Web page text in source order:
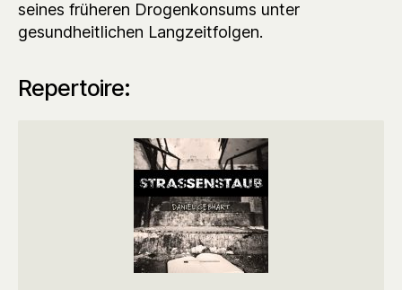
seines früheren Drogenkonsums unter
gesundheitlichen Langzeitfolgen.
Repertoire: